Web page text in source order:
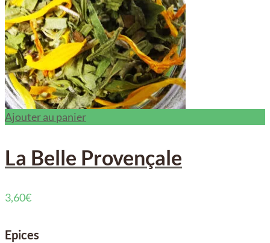
Ajouter au panier
La Belle Provençale
3,60€
Epices